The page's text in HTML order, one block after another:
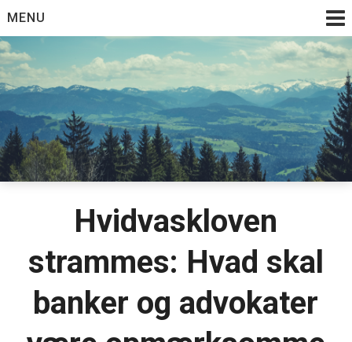
to
content
MENU
Hvidvaskloven
strammes: Hvad skal
banker og advokater